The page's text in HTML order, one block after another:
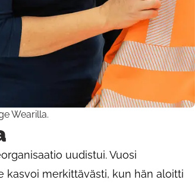
Wearilla.
uudistui. Vuosi
kasvoi merkittävästi, kun hän aloitti